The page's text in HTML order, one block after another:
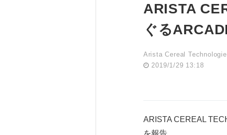
ARISTA
ぐる
Arista Cereal
2019/1/29 13:18
ARISTA CEREAL
を報告